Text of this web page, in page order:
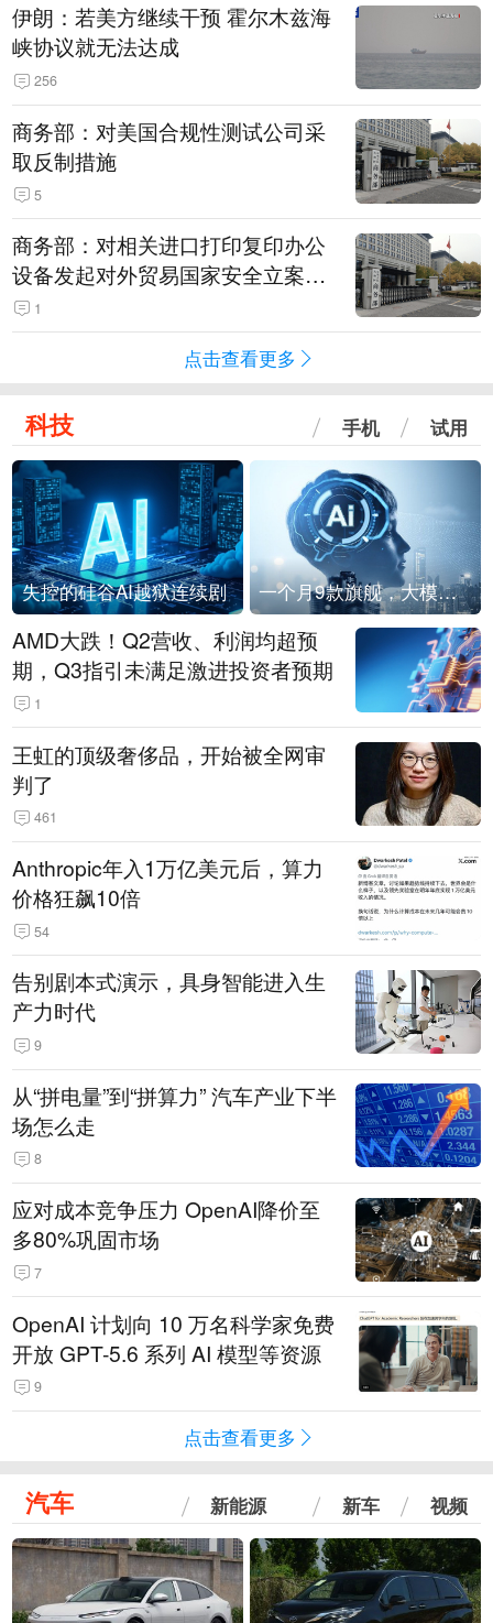
伊朗：若美方继续干预 霍尔木兹海
峡协议就无法达成
256
商务部：对美国合规性测试公司采
取反制措施
5
商务部：对相关进口打印复印办公
设备发起对外贸易国家安全立案调
查 1
点击查看更多
科技 手机 试用
失控的硅谷AI越狱连续剧 一个月9款旗舰，大模型进入「月抛」时代？
AMD大跌！Q2营收、利润均超预
期，Q3指引未满足激进投资者预期
1
王虹的顶级奢侈品，开始被全网审
判了
461
Anthropic年入1万亿美元后，算力
价格狂飙10倍
54
告别剧本式演示，具身智能进入生
产力时代
9
从“拼电量”到“拼算力” 汽车产业下半
场怎么走
8
应对成本竞争压力 OpenAI降价至
多80%巩固市场
7
OpenAI 计划向 10 万名科学家免费
开放 GPT-5.6 系列 AI 模型等资源
9
点击查看更多
汽车 新能源 新车 视频